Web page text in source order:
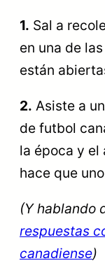
1. Sal a
en una de
están
2. Asiste a
de futbol
la época y
hace que
(Y hablando
respuestas
canadiense)